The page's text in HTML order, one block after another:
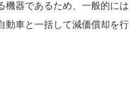
機器であるため、一般的には
動車と一括して減価償却を行